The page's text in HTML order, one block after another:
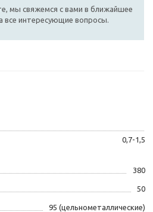
мы свяжемся с вами в ближайшее
все интересующие вопросы.
0,7-1,5
380
50
95 (цельнометаллические)